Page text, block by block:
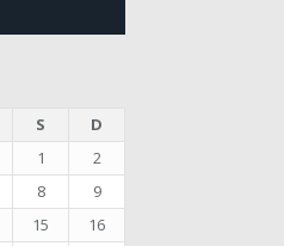
S
D
1
2
8
9
15
16